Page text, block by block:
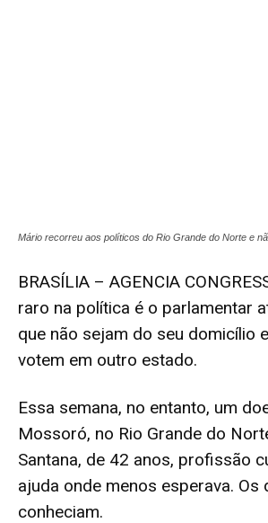
Mário recorreu aos políticos do Rio Grande do Norte e
BRASÍLIA – AGENCIA
raro na política é o parlamentar
que não sejam do seu domicílio
votem em outro estado.
Essa semana, no entanto, um
Mossoró, no Rio Grande do
Santana, de 42 anos, profissão
ajuda onde menos esperava. Os
conheciam.